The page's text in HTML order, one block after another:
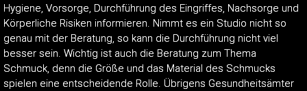
Hygiene, Vorsorge, Durchführung des Eingriffes, Nachsorge und
Körperliche Risiken informieren. Nimmt es ein Studio nicht so
genau mit der Beratung, so kann die Durchführung nicht viel
besser sein. Wichtig ist auch die Beratung zum Thema
Schmuck, denn die Größe und das Material des Schmucks
spielen eine entscheidende Rolle. Übrigens Gesundheitsämter